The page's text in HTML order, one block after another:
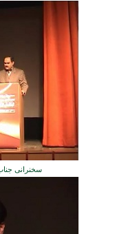
سخنرانی